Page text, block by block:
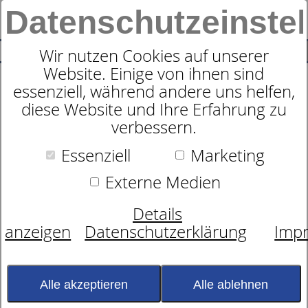
Wir nutzen Cookies auf unserer
Website. Einige von ihnen sind
essenziell, während andere uns helfen,
diese Website und Ihre Erfahrung zu
verbessern.
Essenziell
Marketing
Externe Medien
Details
anzeigen
Datenschutzerklärung
Alle akzeptieren Alle ablehnen
SUCHE
0
Produkte Zudecken 26 Produkte
WärmeBedarfsAnalysebezieht viele
Faktoren mit ein, um die passende
dormabell Zudecke für Sie zu finden.
Um Ihnen eine möglichst individuelle
Empfehlung zu geben, wird zunächst nach
hat einen rein wissenschaftlichen
Hintergrund: Geschlechtsspezifische
Unterschiede in Hautdicke,
können den persönlichen Wärmebedarf
beeinflussen. Diese biologischen Merkmale
und andere helfen dabei, die für Sie
passende Wärmeklasse zu ermitteln – damit